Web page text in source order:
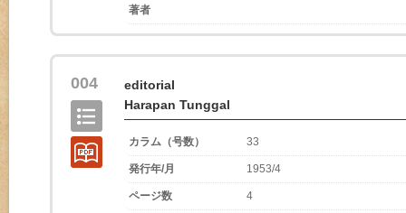
著者
004
editorial
Harapan Tunggal
カラム（号数） 33
発行年/月 1953/4
ページ数 4